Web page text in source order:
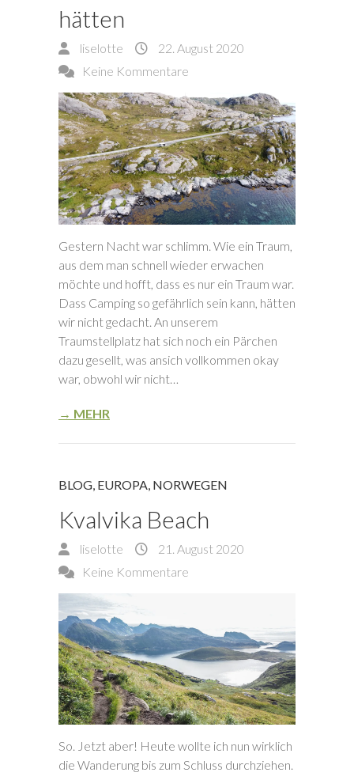
hätten
liselotte
22. August 2020
Keine Kommentare
Gestern Nacht war schlimm. Wie ein Traum,
aus dem man schnell wieder erwachen
möchte und hofft, dass es nur ein Traum war.
Dass Camping so gefährlich sein kann, hätten
wir nicht gedacht. An unserem
Traumstellplatz hat sich noch ein Pärchen
dazu gesellt, was ansich vollkommen okay
war, obwohl wir nicht…
→ MEHR
BLOG EUROPA NORWEGEN
Kvalvika Beach
liselotte
21. August 2020
Keine Kommentare
So. Jetzt aber! Heute wollte ich nun wirklich
die Wanderung bis zum Schluss durchziehen.